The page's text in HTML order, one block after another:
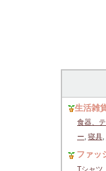
生活雑
食器、
ー, 寝具,
ファッ